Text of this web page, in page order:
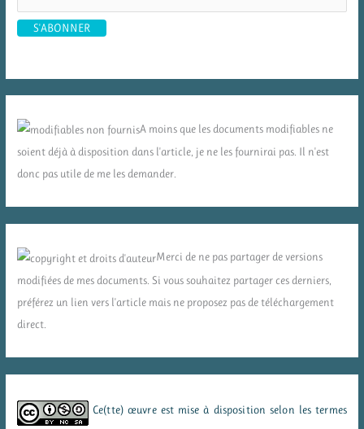
A moins que les documents modifiables ne
soient déjà à disposition dans l'article, je ne les fournirai pas. Il n'est
donc pas utile de me les demander.
Merci de ne pas partager de versions
modifiées de mes documents. Si vous souhaitez partager ces derniers,
préférez un lien vers l'article mais ne proposez pas de téléchargement
direct.
Ce(tte) œuvre est mise à disposition selon les termes